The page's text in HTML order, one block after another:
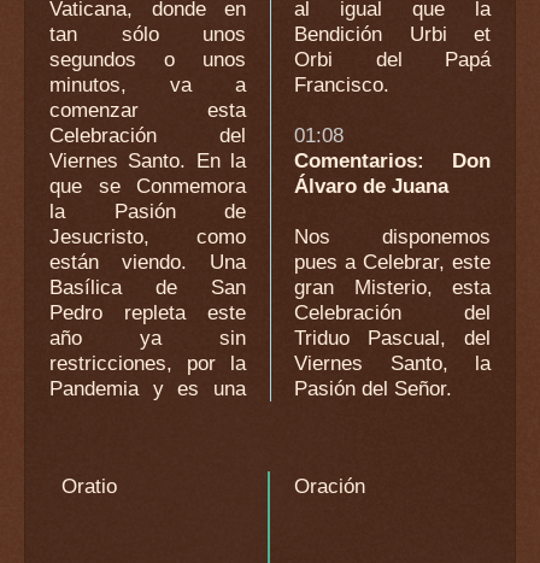
Vaticana, donde en
tan sólo unos
segundos o unos
minutos, va a
comenzar esta
Celebración del
Viernes Santo. En la
que se Conmemora
la Pasión de
Jesucristo, como
están viendo. Una
Basílica de San
Pedro repleta este
año ya sin
restricciones, por la
Pandemia y es una
al igual que la
Bendición Urbi et
Orbi del Papá
Francisco.
01:08
Comentarios: Don
Álvaro de Juana
Nos disponemos
pues a Celebrar, este
gran Misterio, esta
Celebración del
Triduo Pascual, del
Viernes Santo, la
Pasión del Señor.
Oratio Oración